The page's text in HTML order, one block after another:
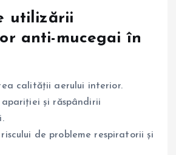
utilizării
anti-mucegai în
calității aerului interior.
apariției și răspândirii
riscului de probleme respiratorii și